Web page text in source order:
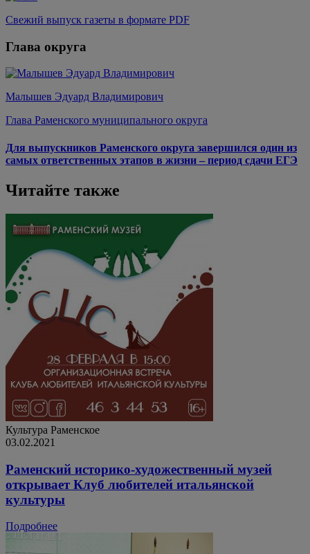
Свежий выпуск газеты в формате PDF
Глава округа
Малышев Эдуард Владимирович
Глава Раменского муниципального округа
Для выпускников Раменского округа завершился один из
самых ответственных этапов в жизни – период сдачи ЕГЭ
Читайте также
Культура Раменское
03.02.2021
Раменский историко-художественный музей
открывает Клуб любителей итальянской
культуры
Подробнее